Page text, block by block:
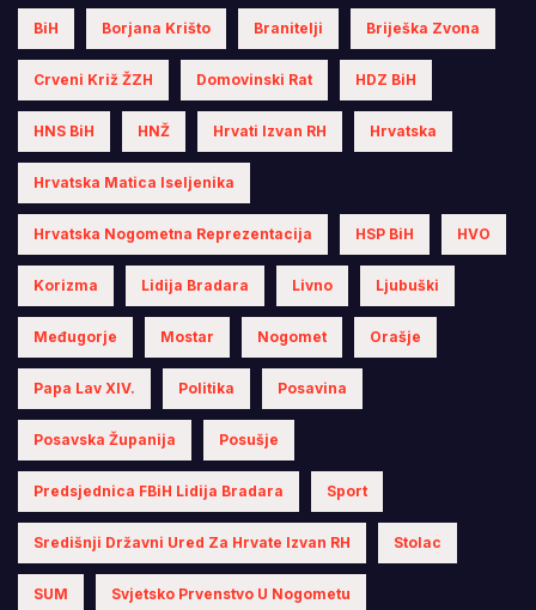
BiH Borjana Krišto Branitelji Briješka Zvona
Crveni Križ ŽZH Domovinski Rat HDZ BiH
HNS BiH HNŽ Hrvati Izvan RH Hrvatska
Hrvatska Matica Iseljenika
Hrvatska Nogometna Reprezentacija HSP BiH HVO
Korizma Lidija Bradara Livno Ljubuški
Međugorje Mostar Nogomet Orašje
Papa Lav XIV. Politika Posavina
Posavska Županija Posušje
Predsjednica FBiH Lidija Bradara Sport
Središnji Državni Ured Za Hrvate Izvan RH Stolac
SUM Svjetsko Prvenstvo U Nogometu